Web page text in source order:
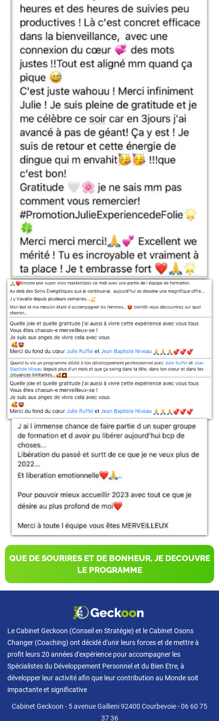
QUE DE SOURIRES ET DE BONHEUR, JE DECOUVRE
LE PROGRAMME
Le Cabinet Geckoon (Conseil en Stratégie) et le Cabinet Osons
Changer (Coaching) ont décidé d'unir leurs forces et de mettre à
profit leurs 20 années d'expérience pour accompagner les
Spécialistes du Développement Personnel et du Bien Etre, à
développer leur activité afin que leur contribution au Monde soit
impactante et significative
Cabinet Geckoon - 5 avenue Gallieni 92400 Courbevoie -06 60 75
37 36